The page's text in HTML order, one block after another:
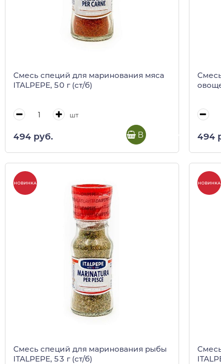
Смесь специй для маринования мяса
ITALPEPE, 50 г (ст/б)
шт
494 руб. В корзину 494
НОВИНКА
Смесь специй для маринования рыбы
ITALPEPE, 53 г (ст/б)
НОВИНКА